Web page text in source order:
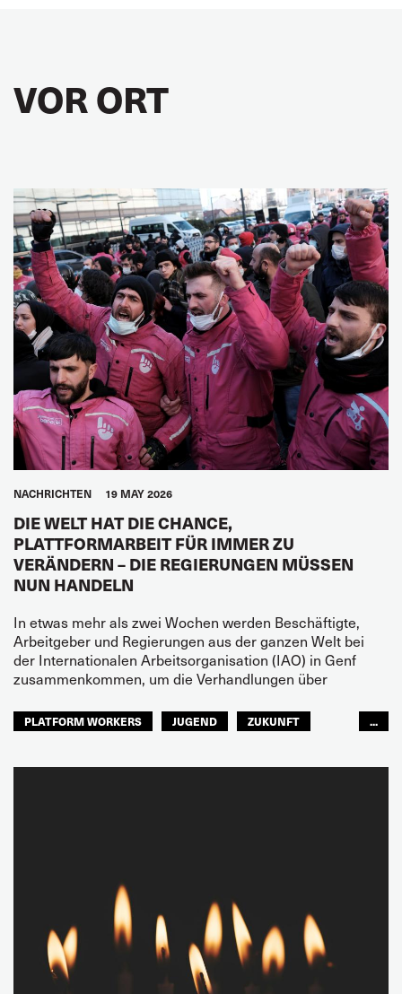
VOR ORT
NACHRICHTEN 19 MAY 2026
DIE WELT HAT DIE CHANCE,
PLATTFORMARBEIT FÜR IMMER ZU
VERÄNDERN – DIE REGIERUNGEN MÜSSEN
NUN HANDELN
In etwas mehr als zwei Wochen werden Beschäftigte,
Arbeitgeber und Regierungen aus der ganzen Welt bei
der Internationalen Arbeitsorganisation (IAO) in Genf
zusammenkommen, um die Verhandlungen über
PLATFORM WORKERS JUGEND
ZUKUNFT
...